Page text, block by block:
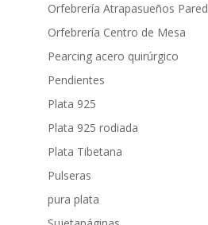
Orfebrería Atrapasueños Pared
Orfebrería Centro de Mesa
Pearcing acero quirúrgico
Pendientes
Plata 925
Plata 925 rodiada
Plata Tibetana
Pulseras
pura plata